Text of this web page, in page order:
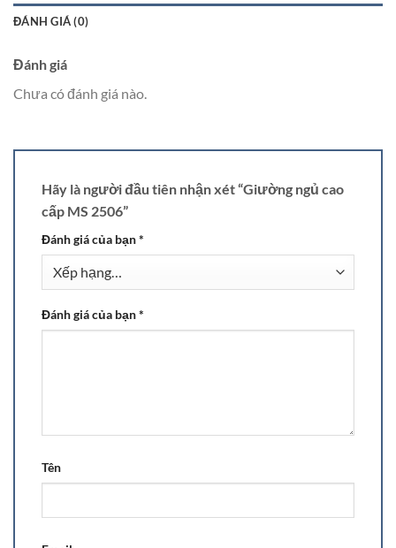
ĐÁNH GIÁ (0)
Đánh giá
Chưa có đánh giá nào.
Hãy là người đầu tiên nhận xét “Giường ngủ cao
cấp MS 2506”
Đánh giá của bạn*
Đánh giá của bạn*
Tên